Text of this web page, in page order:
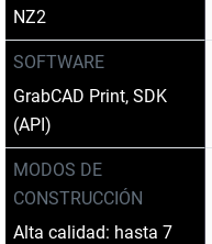
NZ2
SOFTWARE
GrabCAD Print, SDK
(API)
MODOS DE
CONSTRUCCIÓN
Alta calidad: hasta 7